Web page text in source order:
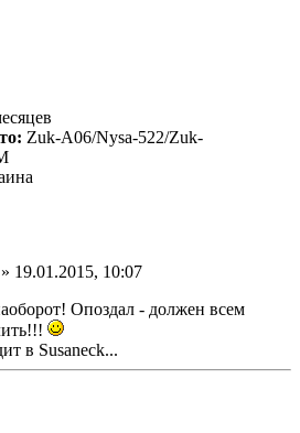
Zuk-A06/Nysa-522/Zuk-
» 19.01.2015, 10:07
Опоздал - должен всем
в Susaneck...